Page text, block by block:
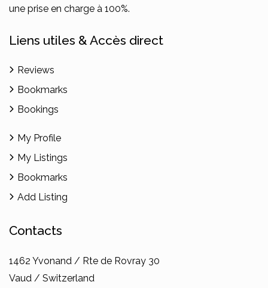
une prise en charge à 100%.
Liens utiles & Accès direct
Reviews
Bookmarks
Bookings
My Profile
My Listings
Bookmarks
Add Listing
Contacts
1462 Yvonand / Rte de Rovray 30
Vaud / Switzerland